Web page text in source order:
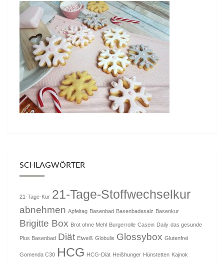
SCHLAGWÖRTER
21-Tage-Kur 21-Tage-Stoffwechselkur
abnehmen Apfeltag Basenbad Basenbadesalz Basenkur
Brigitte Box Brot ohne Mehl Burgerrolle Casein Daily das gesunde
Plus Basenbad Diät Eiweiß Globulis Glossybox Glutenfrei
Gomenda C30 HCG HCG-Diät Heißhunger Hünstetten Kajnok